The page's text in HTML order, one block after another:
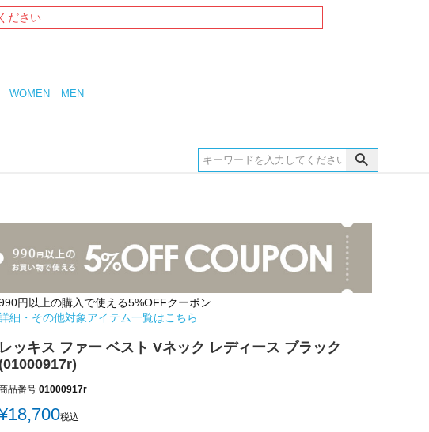
ださい
WOMEN MEN
円以上の購入で使える5%OFFクーポン
細・その他対象アイテム一覧はこちら
レッキス ファー ベスト Vネック レディース ブラック
(01000917r)
品番号 01000917r
18,700税込